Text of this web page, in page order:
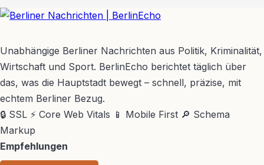
Unabhängige Berliner Nachrichten aus Politik, Kriminalität,
Wirtschaft und Sport. BerlinEcho berichtet täglich über
das, was die Hauptstadt bewegt – schnell, präzise, mit
echtem Berliner Bezug.
🔒 SSL ⚡ Core Web Vitals 📱 Mobile First 🔎 Schema
Markup
Empfehlungen